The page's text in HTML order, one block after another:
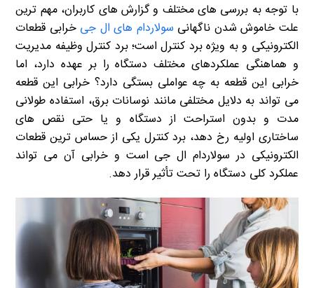
با توجه به بررسی های مختلف و گزارش های کاربران، مهم ترین
علت خاموش شدن ناگهانی سولاردام های ال جی خرابی قطعات
الکترونیکی و به ویژه برد کنترل است؛ برد کنترل وظیفه مدیریت
و هماهنگی عملکردهای مختلف دستگاه را بر عهده دارد، اما
خرابی این قطعه به چه عواملی بستگی دارد؟ خرابی این قطعه
می تواند به دلایل مختلفی مانند نوسانات برق، استفاده طولانی
مدت و بدون استراحت از دستگاه و یا حتی نقص های
ساختاری اولیه رخ دهد، برد کنترل یکی از حساس ترین قطعات
الکترونیکی در سولاردام ال جی است و خرابی آن می تواند
عملکرد کلی دستگاه را تحت تأثیر قرار دهد.